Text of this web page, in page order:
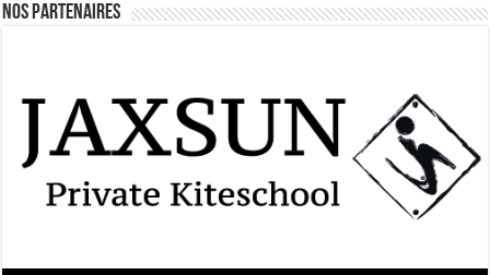
Nos Partenaires